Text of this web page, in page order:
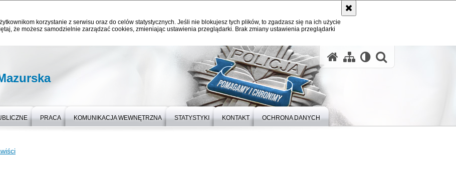
korzystanie z serwisu oraz do celów statystycznych. Jeśli nie blokujesz tych plików, to zgadzasz się na ich użycie
że możesz samodzielnie zarządzać cookies, zmieniając ustawienia przeglądarki. Brak zmiany ustawienia przeglądarki
PRACA KOMUNIKACJA WEWNĘTRZNA STATYSTYKI KONTAKT OCHRONA DANYCH